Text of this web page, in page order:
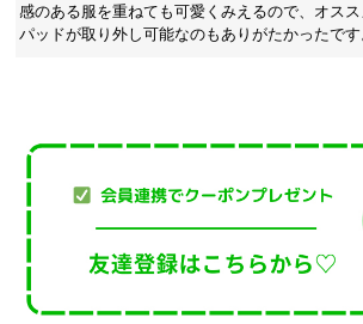
感のある服を重ねても可愛くみえるので、オスス
パッドが取り外し可能なのもありがたかったです